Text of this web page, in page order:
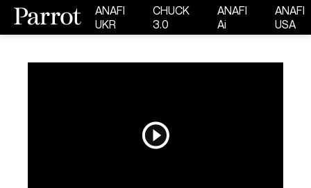
ANAFI
UKR
CHUCK
3.0
ANAFI
Ai
ANAFI
USA